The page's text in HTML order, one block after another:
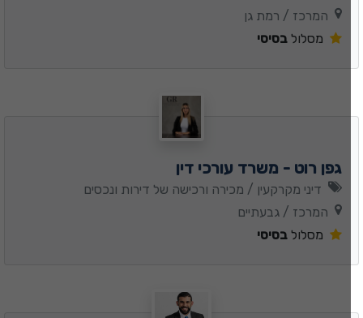
המרכז / רמת גן
מסלולבסיסי
גפן רוט - משרד עורכי דין
דיני מקרקעין / מכירה ורכישה של דירות ונכסים
המרכז / גבעתיים
מסלולבסיסי